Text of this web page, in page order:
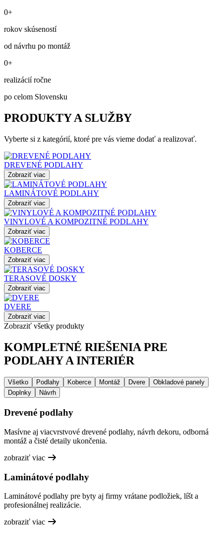
0+
rokov skúseností
od návrhu po montáž
0+
realizácií ročne
po celom Slovensku
PRODUKTY A SLUŽBY
Vyberte si z kategórií, ktoré pre vás vieme dodať a realizovať.
DREVENÉ PODLAHY
Zobraziť viac
LAMINÁTOVÉ PODLAHY
Zobraziť viac
VINYLOVÉ A KOMPOZITNÉ PODLAHY
Zobraziť viac
KOBERCE
Zobraziť viac
TERASOVÉ DOSKY
Zobraziť viac
DVERE
Zobraziť viac
Zobraziť všetky produkty
KOMPLETNÉ RIEŠENIA PRE
PODLAHY A INTERIÉR
Všetko Podlahy Koberce Montáž Dvere
Obkladové panely
Doplnky
Návrh
Drevené podlahy
Masívne aj viacvrstvové drevené podlahy, návrh dekoru, odborná
montáž a čisté detaily ukončenia.
zobraziť viac
Laminátové podlahy
Laminátové podlahy pre byty aj firmy vrátane podložiek, líšt a
profesionálnej realizácie.
zobraziť viac